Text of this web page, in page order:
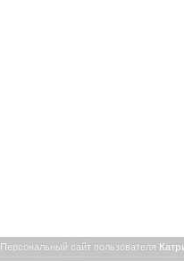
Персональный сайт пользователя